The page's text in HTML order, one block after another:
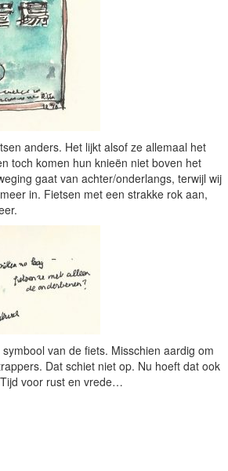
anders. Het lijkt alsof ze allemaal het
toch komen hun knieën niet boven het
gaat van achter/onderlangs, terwijl wij
in. Fietsen met een strakke rok aan,
van de fiets. Misschien aardig om
Dat schiet niet op. Nu hoeft dat ook
voor rust en vrede…